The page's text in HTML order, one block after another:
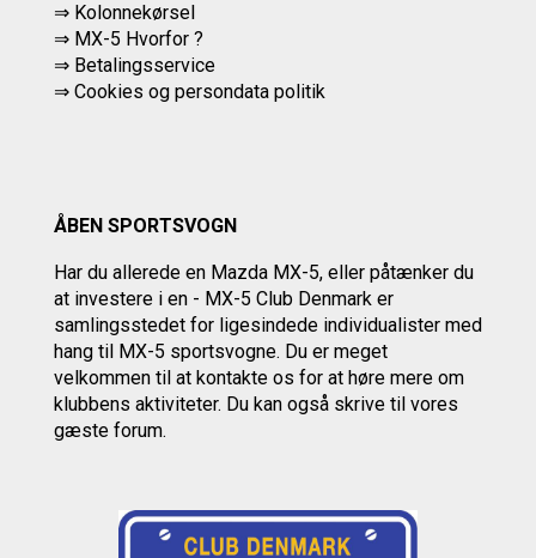
⇒ Kolonnekørsel
⇒ MX-5 Hvorfor ?
⇒ Betalingsservice
⇒ Cookies og persondata politik
ÅBEN SPORTSVOGN
Har du allerede en Mazda MX-5, eller påtænker du
at investere i en - MX-5 Club Denmark er
samlingsstedet for ligesindede individualister med
hang til MX-5 sportsvogne. Du er meget
velkommen til at kontakte os for at høre mere om
klubbens aktiviteter. Du kan også skrive til vores
gæste forum.